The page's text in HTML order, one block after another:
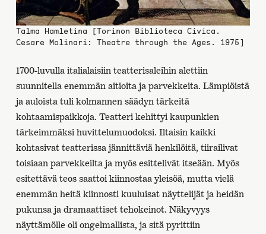
Talma Hamletina [Torinon Biblioteca Civica.
Cesare Molinari: Theatre through the Ages. 1975]
1700-luvulla italialaisiin teatterisaleihin alettiin
suunnitella enemmän aitioita ja parvekkeita. Lämpiöistä
ja auloista tuli kolmannen säädyn tärkeitä
kohtaamispaikkoja. Teatteri kehittyi kaupunkien
tärkeimmäksi huvittelumuodoksi. Iltaisin kaikki
kohtasivat teatterissa jännittäviä henkilöitä, tiirailivat
toisiaan parvekkeilta ja myös esittelivät itseään. Myös
esitettävä teos saattoi kiinnostaa yleisöä, mutta vielä
enemmän heitä kiinnosti kuuluisat näyttelijät ja heidän
pukunsa ja dramaattiset tehokeinot. Näkyvyys
näyttämölle oli ongelmallista, ja sitä pyrittiin